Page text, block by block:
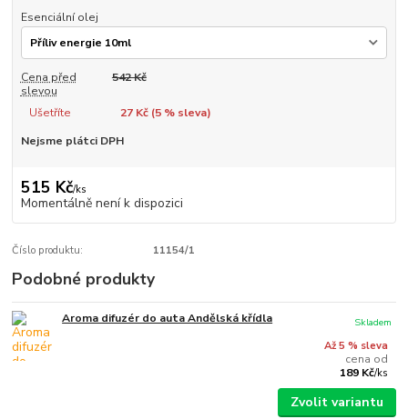
Esenciální olej
Cena před
slevou
542 Kč
Ušetříte 27 Kč (5% sleva)
Nejsme plátci DPH
515 Kč/ks
Momentálně není k dispozici
Číslo produktu: 11154/1
Podobné produkty
Aroma difuzér do auta Andělská křídla
Až 5 % sleva
cena od
189 Kč/ks
Skladem
Zvolit variantu